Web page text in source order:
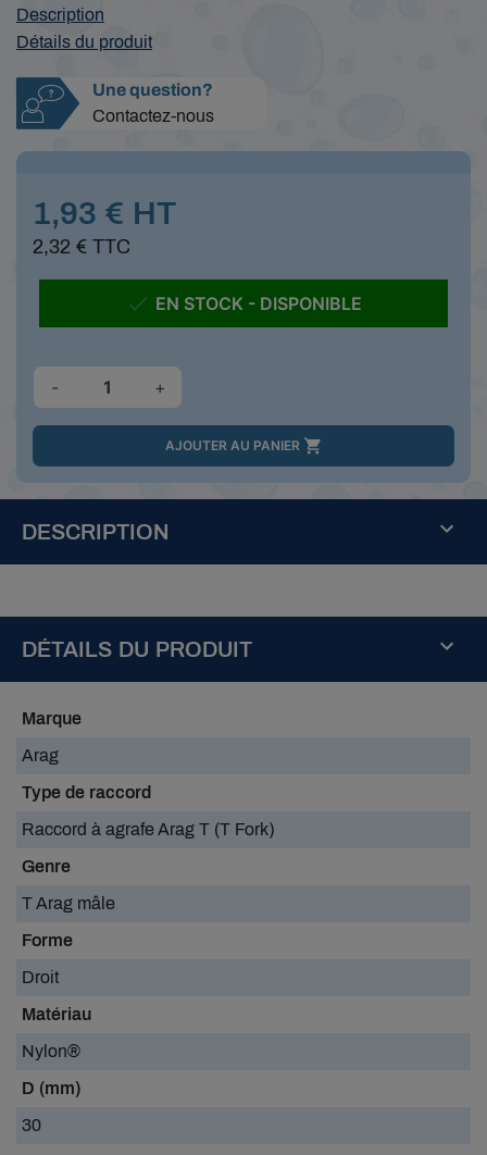
Description
Détails du produit
Une question?
Contactez-nous
1,93 € HT
2,32 € TTC
 EN STOCK - DISPONIBLE
- +
AJOUTER AU PANIER 
DESCRIPTION
DÉTAILS DU PRODUIT
Marque
Arag
Type de raccord
Raccord à agrafe Arag T (T Fork)
Genre
T Arag mâle
Forme
Droit
Matériau
Nylon®
D (mm)
30